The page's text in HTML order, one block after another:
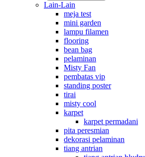
Lain-Lain
meja test
mini garden
lampu filamen
flooring
bean bag
pelaminan
Misty Fan
pembatas vip
standing poster
tirai
misty cool
karpet
karpet permadani
pita peresmian
dekorasi pelaminan
tiang antrian